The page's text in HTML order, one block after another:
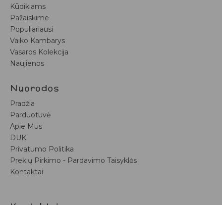
Kūdikiams
Pažaiskime
Populiariausi
Vaiko Kambarys
Vasaros Kolekcija
Naujienos
Nuorodos
Pradžia
Parduotuvė
Apie Mus
DUK
Privatumo Politika
Prekių Pirkimo - Pardavimo Taisyklės
Kontaktai